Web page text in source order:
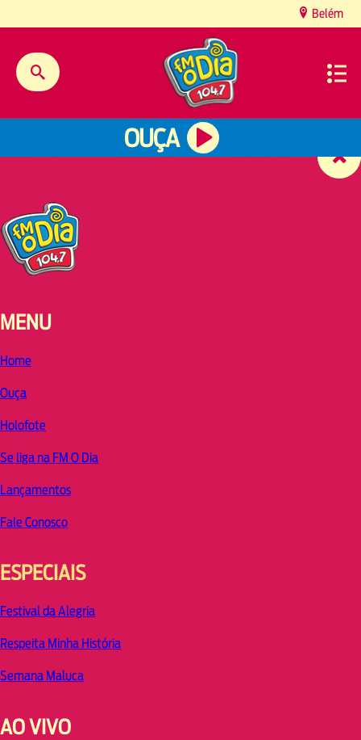
Belém
OUÇA
MENU
Home
Ouça
Holofote
Se liga na FM O Dia
Lançamentos
Fale Conosco
ESPECIAIS
Festival da Alegria
Respeita Minha História
Semana Maluca
AO VIVO